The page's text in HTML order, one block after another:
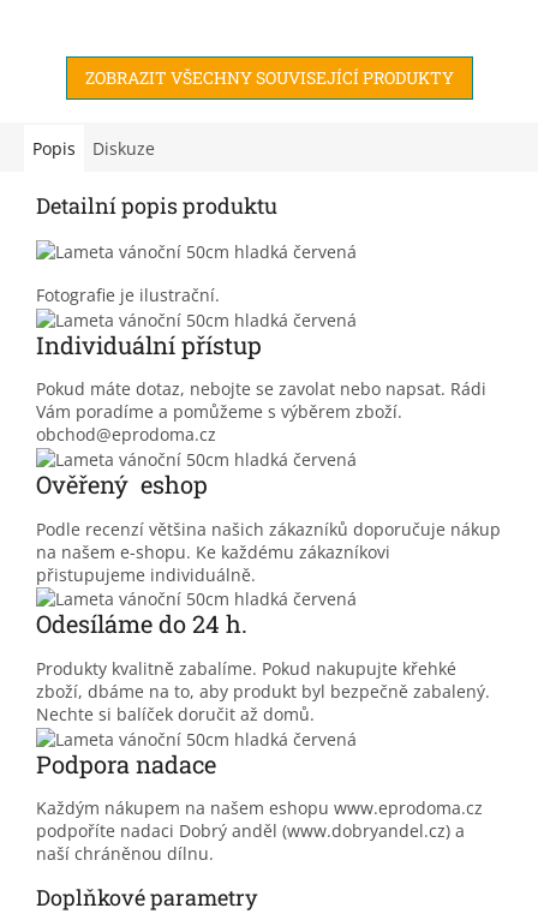
ZOBRAZIT VŠECHNY SOUVISEJÍCÍ PRODUKTY
Popis Diskuze
Detailní popis produktu
Fotografie je ilustrační.
Individuální přístup
Pokud máte dotaz, nebojte se zavolat nebo napsat. Rádi
Vám poradíme a pomůžeme s výběrem zboží.
obchod@eprodoma.cz
Ověřený eshop
Podle recenzí většina našich zákazníků doporučuje nákup
na našem e-shopu. Ke každému zákazníkovi
přistupujeme individuálně.
Odesíláme do 24 h.
Produkty kvalitně zabalíme. Pokud nakupujte křehké
zboží, dbáme na to, aby produkt byl bezpečně zabalený.
Nechte si balíček doručit až domů.
Podpora nadace
Každým nákupem na našem eshopu www.eprodoma.cz
podpoříte nadaci Dobrý anděl (www.dobryandel.cz) a
naší chráněnou dílnu.
Doplňkové parametry